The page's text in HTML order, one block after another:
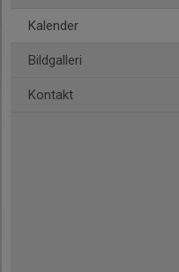
Kalender
Bildgalleri
Kontakt